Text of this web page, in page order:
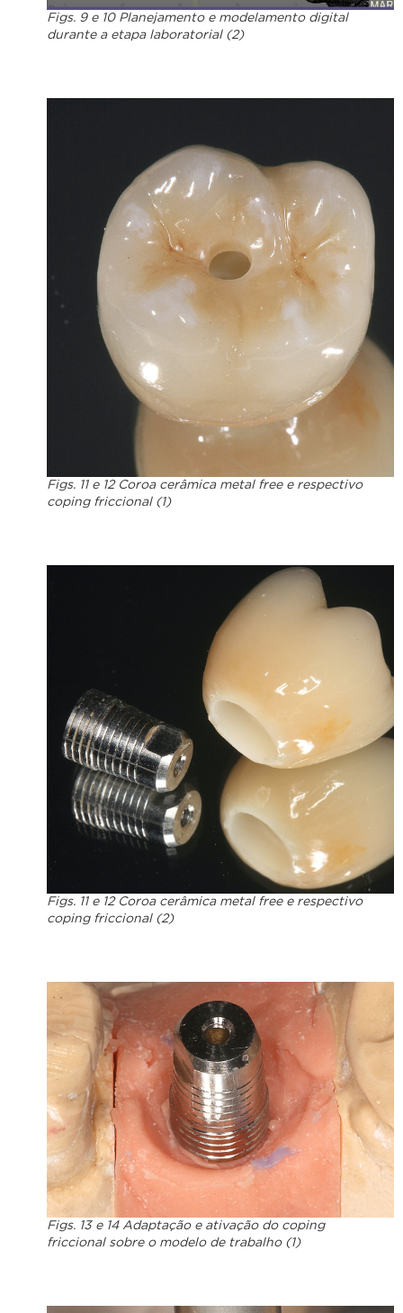
Figs. 9 e 10 Planejamento e modelamento digital
durante a etapa laboratorial (2)
Figs. 11 e 12 Coroa cerâmica metal free e respectivo
coping friccional (1)
Figs. 11 e 12 Coroa cerâmica metal free e respectivo
coping friccional (2)
Figs. 13 e 14 Adaptação e ativação do coping
friccional sobre o modelo de trabalho (1)